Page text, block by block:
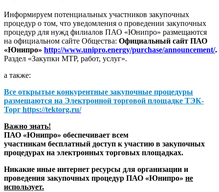
Информируем потенциальных участников закупочных
процедур о том, что уведомления о проведении закупочных
процедур для нужд филиалов ПАО «Юнипро» размещаются
на официальном сайте Общества: Официальный сайт ПАО
«Юнипро» http://www.unipro.energy/purchase/announcement/.
Раздел «Закупки МТР, работ, услуг».
а также:
Все открытые конкурентные закупочные процедуры
размещаются на Электронной торговой площадке ТЭК-
Торг https://tektorg.ru/
Важно знать!
ПАО «Юнипро» обеспечивает всем
участникам бесплатный доступ к участию в закупочных
процедурах на электронных торговых площадках.
Никакие иные интернет ресурсы для организации и
проведения закупочных процедур ПАО «Юнипро» не
использует.